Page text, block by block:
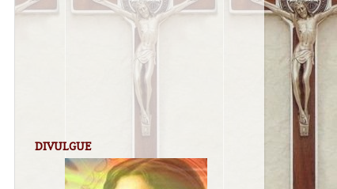
DIVULGUE